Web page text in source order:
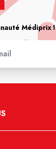
Médiprix !